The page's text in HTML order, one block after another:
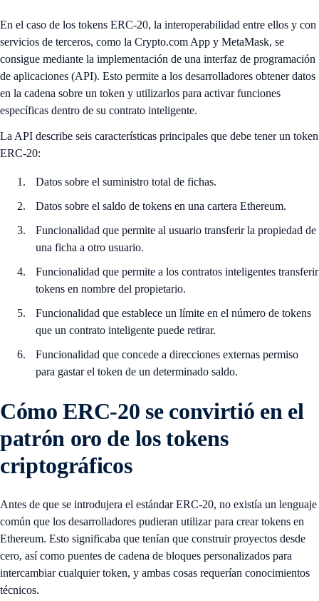
En el caso de los tokens ERC-20, la interoperabilidad entre ellos y con
servicios de terceros, como la Crypto.com App y MetaMask, se
consigue mediante la implementación de una interfaz de programación
de aplicaciones (API). Esto permite a los desarrolladores obtener datos
en la cadena sobre un token y utilizarlos para activar funciones
específicas dentro de su contrato inteligente.
La API describe seis características principales que debe tener un token
ERC-20:
Datos sobre el suministro total de fichas.
Datos sobre el saldo de tokens en una cartera Ethereum.
Funcionalidad que permite al usuario transferir la propiedad de
una ficha a otro usuario.
Funcionalidad que permite a los contratos inteligentes transferir
tokens en nombre del propietario.
Funcionalidad que establece un límite en el número de tokens
que un contrato inteligente puede retirar.
Funcionalidad que concede a direcciones externas permiso
para gastar el token de un determinado saldo.
Cómo ERC-20 se convirtió en el
patrón oro de los tokens
criptográficos
Antes de que se introdujera el estándar ERC-20, no existía un lenguaje
común que los desarrolladores pudieran utilizar para crear tokens en
Ethereum. Esto significaba que tenían que construir proyectos desde
cero, así como puentes de cadena de bloques personalizados para
intercambiar cualquier token, y ambas cosas requerían conocimientos
técnicos.